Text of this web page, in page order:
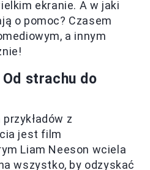
ekranie. A w jaki
o pomoc? Czasem
a innym
strachu do
z
jest film
Liam Neeson wciela
wszystko, by odzyskać